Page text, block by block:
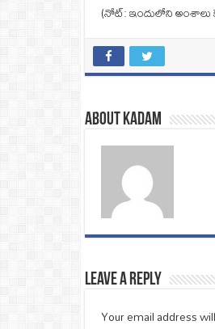
(నోట్‌: ఇందులోని అంశాలు
About Kadam
Leave a Reply
Your email address